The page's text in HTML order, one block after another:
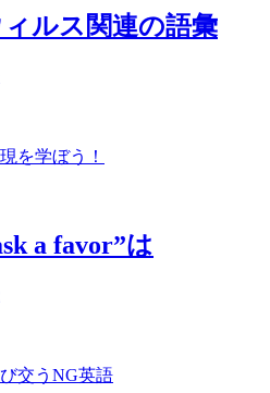
ルス関連の語彙
を学ぼう！
a favor”は
交うNG英語